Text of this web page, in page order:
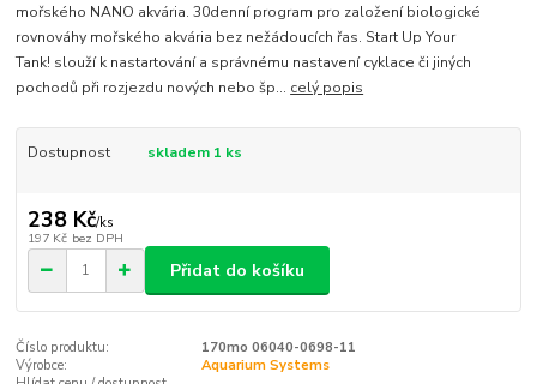
mořského NANO akvária. 30denní program pro založení biologické
rovnováhy mořského akvária bez nežádoucích řas. Start Up Your
Tank! slouží k nastartování a správnému nastavení cyklace či jiných
pochodů při rozjezdu nových nebo šp... celý popis
Dostupnost skladem 1 ks
238 Kč/ks
197 Kč bez DPH
Přidat do košíku
Číslo produktu:
170mo 06040-0698-11
Výrobce:
Aquarium Systems